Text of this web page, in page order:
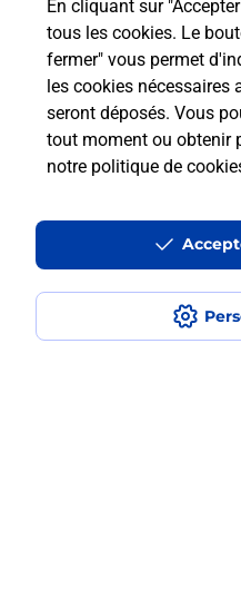
En cliquant sur
tous les cookies. Le
fermer" vous permet
les cookies
seront déposés. Vous
tout moment ou obtenir
notre politique de
à l’étranger avec
Est-ce que je peux
en plusieurs fois
?
Est-ce que je peux
Loiret
LA
LA FERTE SAINT AUBIN